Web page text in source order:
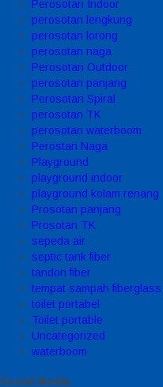
Perosotan Indoor
perosotan lengkung
perosotan lorong
perosotan naga
Perosotan Outdoor
perosotan panjang
Perosotan Spiral
perosotan TK
perosotan waterboom
Perostan Naga
Playground
playground indoor
playground kolam renang
Prosotan panjang
Prosotan TK
sepeda air
septic tank fiber
tandon fiber
tempat sampah fiberglass
toilet portabel
Toilet portable
Uncategorized
waterboom
Social Media